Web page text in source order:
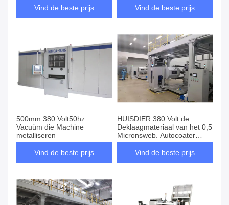
MachineVind de beste prijs Vind de beste prijs
500mm 380 Volt50hz
Vacuüm die Machine
metalliseren
Vind de beste prijs
HUISDIER 380 Volt de
Deklaagmateriaal van het 0,5
Micronsweb, Autocoater
Machine
Vind de beste prijs